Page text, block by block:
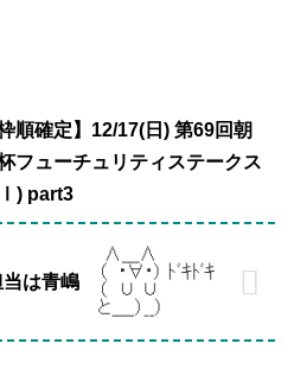
枠順確定】12/17(日) 第69回朝
フューチュリティステークス
part3
当は青嶋